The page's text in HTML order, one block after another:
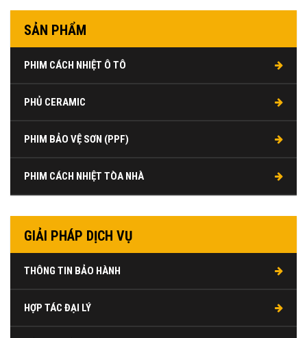
SẢN PHẨM
PHIM CÁCH NHIỆT Ô TÔ
PHỦ CERAMIC
PHIM BẢO VỆ SƠN (PPF)
PHIM CÁCH NHIỆT TÒA NHÀ
GIẢI PHÁP DỊCH VỤ
THÔNG TIN BẢO HÀNH
HỢP TÁC ĐẠI LÝ